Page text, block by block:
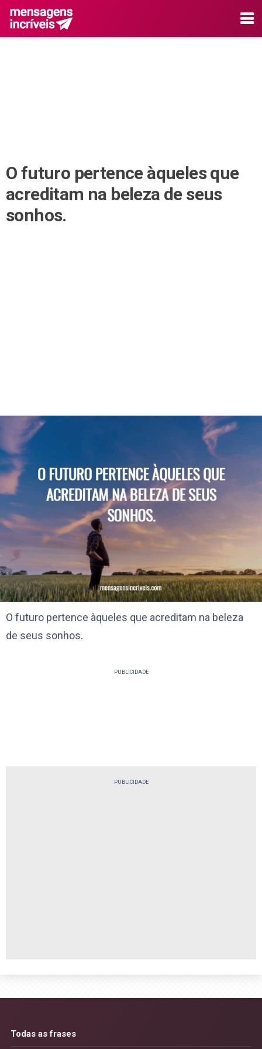
O futuro pertence àqueles que
acreditam na beleza de seus
sonhos.
O futuro pertence àqueles que acreditam na beleza
de seus sonhos.
PUBLICIDADE
PUBLICIDADE
Todas as frases